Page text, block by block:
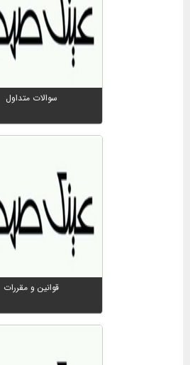
سوالات متداول
قوانین و مقررات